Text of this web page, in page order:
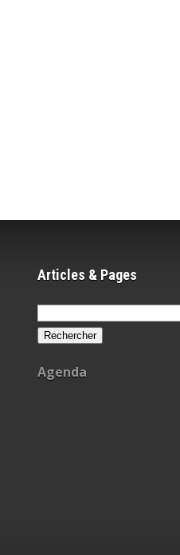
Articles & Pages
Rechercher :
Agenda